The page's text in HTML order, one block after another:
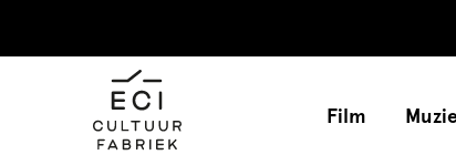
Film